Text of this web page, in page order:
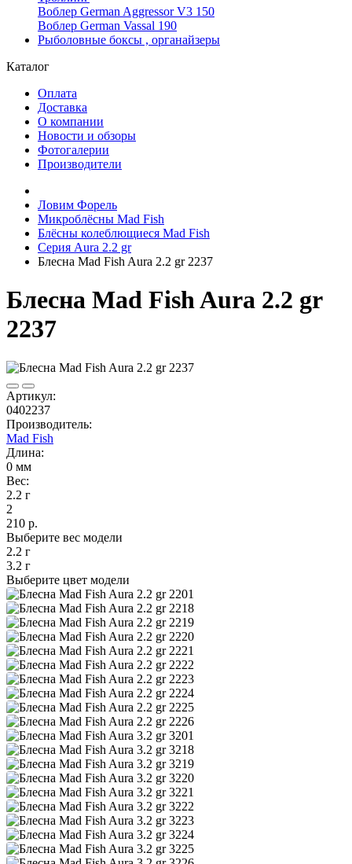
Воблер German Aggressor V3 150
Воблер German Vassal 190
Рыболовные боксы , органайзеры
Каталог
Оплата
Доставка
О компании
Новости и обзоры
Фотогалерии
Производители
Ловим Форель
Микроблёсны Mad Fish
Блёсны колеблющиеся Mad Fish
Серия Aura 2.2 gr
Блесна Mad Fish Aura 2.2 gr 2237
Блесна Mad Fish Aura 2.2 gr
2237
Артикул:
0402237
Производитель:
Mad Fish
Длина:
0 мм
Вес:
2.2 г
2
210 р.
Выберите вес модели
2.2 г
3.2 г
Выберите цвет модели